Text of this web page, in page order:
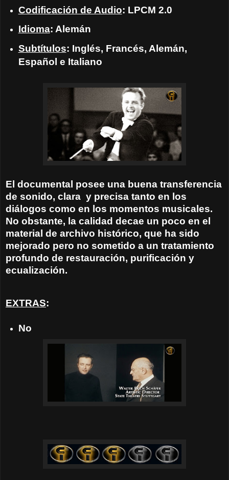
Codificación de Audio: LPCM 2.0
Idioma: Alemán
Subtítulos: Inglés, Francés, Alemán,
Español e Italiano
El documental posee una buena transferencia
de sonido, clara y precisa tanto en los
diálogos como en los momentos musicales.
No obstante, la calidad decae un poco en el
material de archivo histórico, que ha sido
mejorado pero no sometido a un tratamiento
profundo de restauración, purificación y
ecualización.
EXTRAS:
No